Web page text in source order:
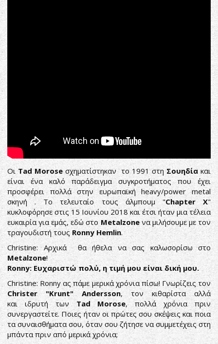
ΟιTad Moroseσχηματίστηκαν το 1991 στηΣουηδία και
είναι ένα καλό παράδειγμα συγκροτήματος που έχει
προσφέρει πολλά στην ευρωπαϊκή heavy/power metal
σκηνή . Το τελευταίο τους άλμπουμ "Chapter X"
κυκλοφόρησε στις 15 Ιουνίου 2018 και έτσι ήταν μια τέλεια
ευκαιρία για εμάς, εδώ στο Metalzoneνα μιλήσουμε με τον
τραγουδιστή τους Ronny Hemlin.
Christine: Αρχικά θα ήθελα να σας καλωσορίσω στο
Metalzone!
Ronny: Eυχαριστώ πολύ, η τιμή μου είναι δική μου.
Christine: Ronny ας πάμε μερικά χρόνια πίσω! Γνωρίζεις τον
Christer "Krunt" Andersson, τον κιθαρίστα αλλά
και ιδρυτή τωνTad Morose, πολλά χρόνια πριν
συνεργαστείτε. Ποιες ήταν οι πρώτες σου σκέψεις και ποια
τα συναισθήματα σου, όταν σου ζήτησε να συμμετέχεις στη
μπάντα πριν από μερικά χρόνια;